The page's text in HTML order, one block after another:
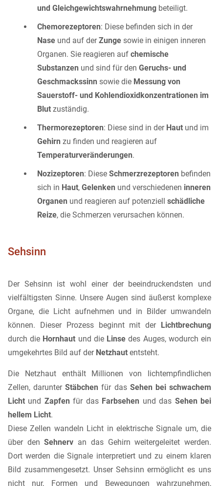
und Gleichgewichtswahrnehmung beteiligt.
Chemorezeptoren: Diese befinden sich in der
Nase und auf derZunge sowie in einigen inneren
Organen. Sie reagieren auf chemische
Substanzen und sind für den Geruchs- und
Geschmackssinn sowie die Messung von
Sauerstoff- und Kohlendioxidkonzentrationen im
Blut zuständig.
Thermorezeptoren: Diese sind in der Haut und im
Gehirn zu finden und reagieren auf
Temperaturveränderungen.
Nozizeptoren: Diese Schmerzrezeptoren befinden
sich in Haut, Gelenken und verschiedenen inneren
Organen und reagieren auf potenziell schädliche
Reize, die Schmerzen verursachen können.
Sehsinn
Der Sehsinn ist wohl einer der beeindruckendsten und
vielfältigsten Sinne. Unsere Augen sind äußerst komplexe
Organe, die Licht aufnehmen und in Bilder umwandeln
können. Dieser Prozess beginnt mit der
Lichtbrechung
durch die Hornhaut und die Linse des Auges, wodurch ein
umgekehrtes Bild auf der Netzhaut entsteht.
Die Netzhaut enthält Millionen von lichtempfindlichen
Zellen, darunterStäbchen für das Sehen bei schwachem
Licht und Zapfen für das Farbsehen und das Sehen bei
hellem Licht.
Diese Zellen wandeln Licht in elektrische Signale um, die
über denSehnerv an das Gehirn weitergeleitet werden.
Dort werden die Signale interpretiert und zu einem klaren
Bild zusammengesetzt. Unser Sehsinn ermöglicht es uns
nicht nur, Formen und Bewegungen wahrzunehmen,